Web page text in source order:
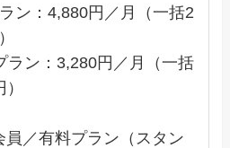
ン：4,880円／月（一括2
ラン：3,280円／月（一括
員／有料プラン（スタン